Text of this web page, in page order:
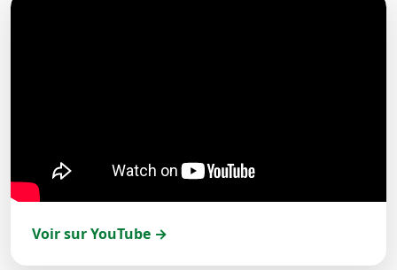
Voir sur YouTube →